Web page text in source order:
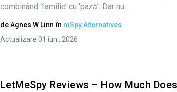
Facebook Copiați linkul
combinând ‘familie’ cu ‘pază’. Dar nu...
deAgnes W Linn în mSpy Alternatives
Actualizare 01 iun., 2026
LetMeSpy Reviews – How Much Does